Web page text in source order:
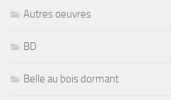
Autres oeuvres
BD
Belle au bois dormant